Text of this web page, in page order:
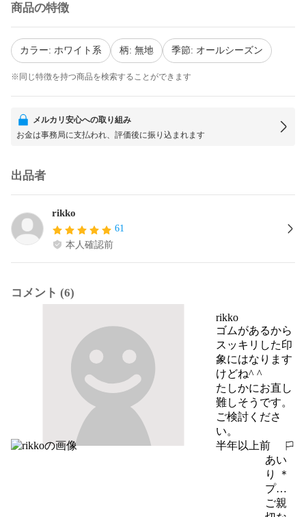
商品の特徴
カラー: ホワイト系 柄: 無地 季節: オールシーズン
※同じ特徴を持つ商品を検索することができます
メルカリ安心への取り組み
お金は事務局に支払われ、評価後に振り込まれます
出品者
rikko
61
本人確認前
コメント (6)
rikko
ゴムがあるから
スッキリした印
象にはなります
けどね^ ^
たしかにお直し
難しそうです。
ご検討くださ
い。
半年以上前
報告する
あい
り ＊
プロ
フィ
ご親